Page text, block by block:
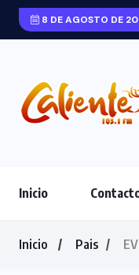
8 DE AGOSTO DE
Inicio
Inicio Pais